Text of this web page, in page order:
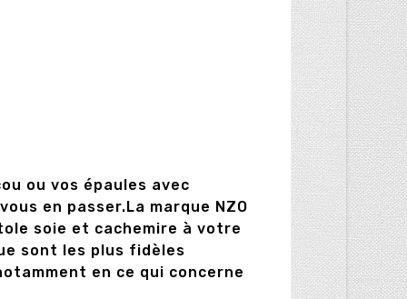
ou vos épaules avec
en passer.La marque NZO
soie et cachemire à votre
sont les plus fidèles
en ce qui concerne